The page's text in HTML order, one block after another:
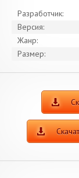
Разработчик:
Версия:
Жанр:
Размер: